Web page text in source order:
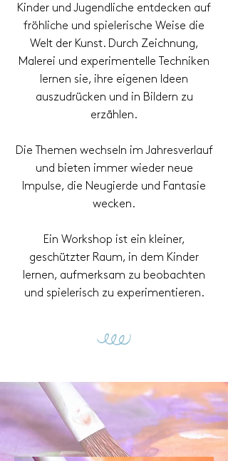
Kinder und Jugendliche entdecken auf
fröhliche und spielerische Weise die
Welt der Kunst. Durch Zeichnung,
Malerei und experimentelle Techniken
lernen sie, ihre eigenen Ideen
auszudrücken und in Bildern zu
erzählen.
Die Themen wechseln im Jahresverlauf
und bieten immer wieder neue
Impulse, die Neugierde und Fantasie
wecken.
Ein Workshop ist ein kleiner,
geschützter Raum, in dem Kinder
lernen, aufmerksam zu beobachten
und spielerisch zu experimentieren.
G